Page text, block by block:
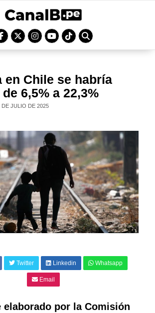
en Chile se habría
6,5% a 22,3%
DE JULIO DE 2025
Twitter Linkedin Whatsapp
Email
elaborado por la Comisión